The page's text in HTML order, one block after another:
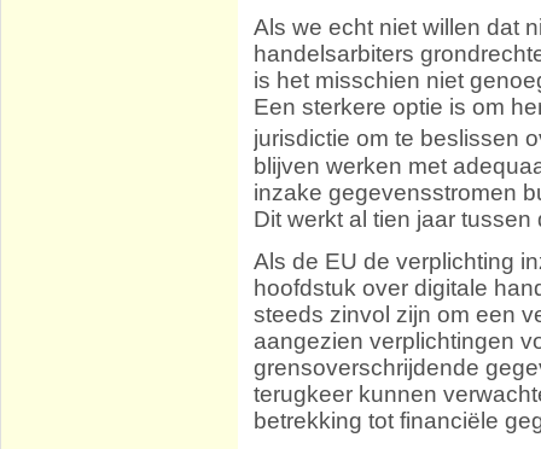
Als we echt niet willen dat
handelsarbiters
is het misschien niet
Een sterkere optie is om
jurisdictie om te beslissen
blijven werken met
inzake gegevensstromen
Dit werkt al tien jaar
Als de EU de verplichting
hoofdstuk over digitale
steeds zinvol zijn om een
aangezien verplichtingen
grensoverschrijdende
terugkeer kunnen
betrekking tot financiële